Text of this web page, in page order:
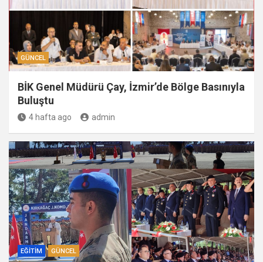
GÜNCEL
BİK Genel Müdürü Çay, İzmir’de Bölge Basınıyla
Buluştu
4 hafta ago admin
EĞITIM GÜNCEL